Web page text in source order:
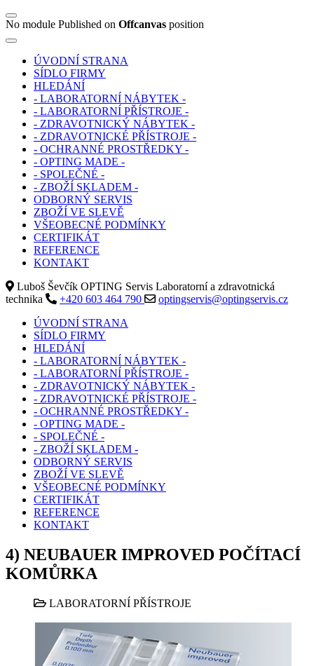
No module Published on Offcanvas position
ÚVODNÍ STRANA
SÍDLO FIRMY
HLEDÁNÍ
- LABORATORNÍ NÁBYTEK -
- LABORATORNÍ PŘÍSTROJE -
- ZDRAVOTNICKÝ NÁBYTEK -
- ZDRAVOTNICKÉ PŘÍSTROJE -
- OCHRANNÉ PROSTŘEDKY -
- OPTING MADE -
- SPOLEČNÉ -
- ZBOŽÍ SKLADEM -
ODBORNÝ SERVIS
ZBOŽÍ VE SLEVĚ
VŠEOBECNÉ PODMÍNKY
CERTIFIKÁT
REFERENCE
KONTAKT
Luboš Ševčík OPTING Servis Laboratorní a zdravotnická
technika
+420 603 464 790
optingservis@optingservis.cz
ÚVODNÍ STRANA
SÍDLO FIRMY
HLEDÁNÍ
- LABORATORNÍ NÁBYTEK -
- LABORATORNÍ PŘÍSTROJE -
- ZDRAVOTNICKÝ NÁBYTEK -
- ZDRAVOTNICKÉ PŘÍSTROJE -
- OCHRANNÉ PROSTŘEDKY -
- OPTING MADE -
- SPOLEČNÉ -
- ZBOŽÍ SKLADEM -
ODBORNÝ SERVIS
ZBOŽÍ VE SLEVĚ
VŠEOBECNÉ PODMÍNKY
CERTIFIKÁT
REFERENCE
KONTAKT
4) NEUBAUER IMPROVED POČÍTACÍ
KOMŮRKA
LABORATORNÍ PŘÍSTROJE